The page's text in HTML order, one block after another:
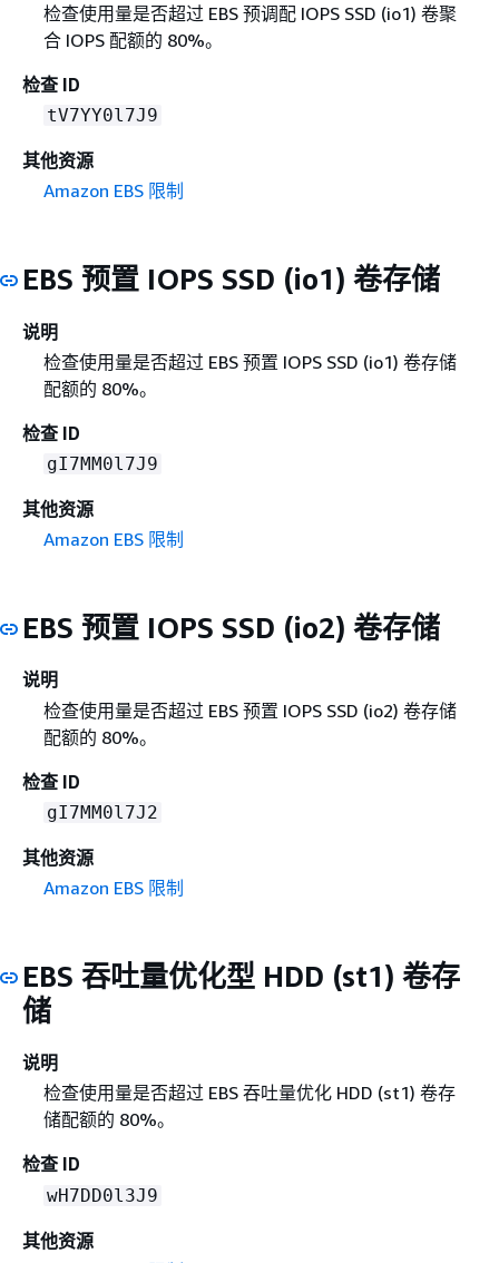
检查使用量是否超过 EBS 预调配 IOPS SSD (io1) 卷聚
合 IOPS 配额的 80%。
检查 ID
tV7YY0l7J9
其他资源
Amazon EBS 限制
EBS 预置 IOPS SSD (io1) 卷存储
说明
检查使用量是否超过 EBS 预置 IOPS SSD (io1) 卷存储
配额的 80%。
检查 ID
gI7MM0l7J9
其他资源
Amazon EBS 限制
EBS 预置 IOPS SSD (io2) 卷存储
说明
检查使用量是否超过 EBS 预置 IOPS SSD (io2) 卷存储
配额的 80%。
检查 ID
gI7MM0l7J2
其他资源
Amazon EBS 限制
EBS 吞吐量优化型 HDD (st1) 卷存
储
说明
检查使用量是否超过 EBS 吞吐量优化 HDD (st1) 卷存
储配额的 80%。
检查 ID
wH7DD0l3J9
其他资源